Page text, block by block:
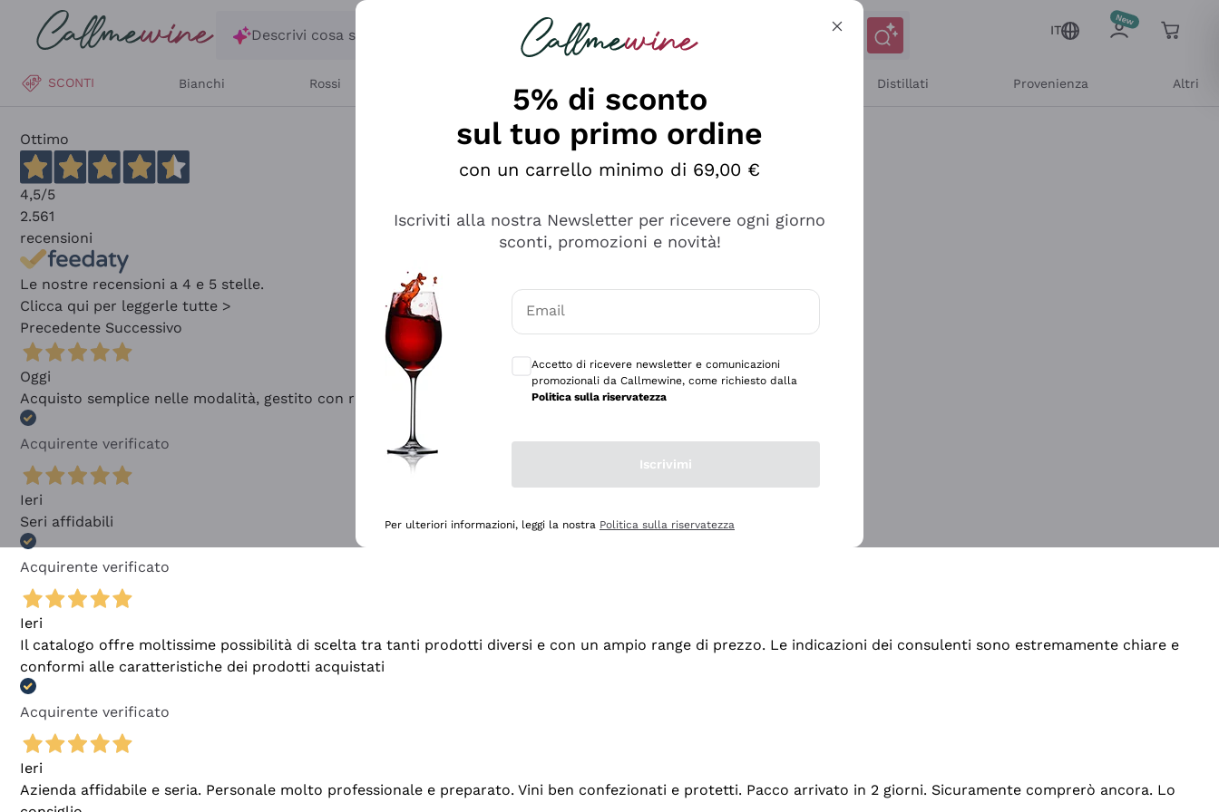
Salta al contenuto principale
Descrivi cosa stai cercando
IT
SCONTI Bianchi Rossi Distillati Provenienza Altri
Ottimo
4,5/5
2.561
recensioni
Le nostre recensioni a 4 e 5 stelle.
Clicca qui per leggerle tutte >
Precedente Successivo
Oggi
Acquisto semplice nelle modalità, gestito con rapidità e professionalità
Acquirente verificato
Ieri
Seri affidabili
Acquirente verificato
Ieri
Il catalogo offre moltissime possibilità di scelta tra tanti prodotti diversi e con un ampio range di prezzo. Le indicazioni dei consulenti sono estremamente chiare e
conformi alle caratteristiche dei prodotti acquistati
Acquirente verificato
Ieri
Azienda affidabile e seria. Personale molto professionale e preparato. Vini ben confezionati e protetti. Pacco arrivato in 2 giorni. Sicuramente comprerò ancora. Lo
5% di sconto
sul tuo primo ordine
con un carrello minimo di 69,00 €
Iscriviti alla nostra Newsletter per ricevere ogni giorno
sconti, promozioni e novità!
Email
Accetto di ricevere newsletter e comunicazioni
promozionali da Callmewine, come richiesto dalla
Politica sulla riservatezza
Iscrivimi
Per ulteriori informazioni, leggi la nostra Politica sulla riservatezza